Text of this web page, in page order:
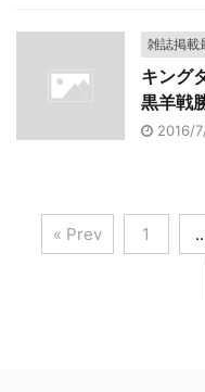
雑誌掲載
キング
黒羊戦
2016/
« Prev 1